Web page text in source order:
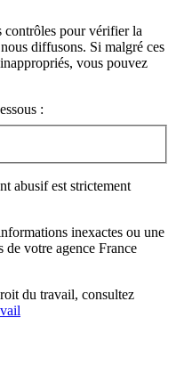
contrôles pour vérifier la
diffusons. Si malgré ces
vous pouvez
:
abusif est strictement
inexactes ou une
de votre agence France
du travail, consultez